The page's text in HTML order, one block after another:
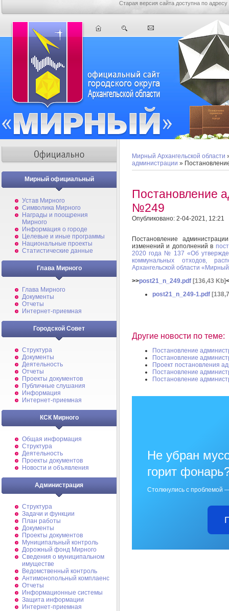
Старая версия сайта доступна по адресу
Мирный официальный
Устав Мирного
Символика Мирного
Награды и поощрения
Мирного
Информация о городе
Целевые и иные программы
Национальные проекты
Статистические данные
Глава Мирного
Глава Мирного
Документы
Отчеты
Интернет-приемная
Городской Совет
Структура
Документы
Деятельность
Отчеты
Проекты документов
Публичные слушания
Информация
Интернет-приемная
КСК Мирного
Общая информация
Структура
Деятельность
Проекты документов
Новости и объявления
Администрация
Структура
Задачи и функции
План работы
Документы
Проекты документов
Муниципальный контроль
Дорожный фонд Мирного
Cведения о муниципальном
имуществе
Ведомственный контроль
Антимонопольный комплаенс
Отчеты
Информационные системы
Защита информации
Интернет-приемная
Мирный Архангельской области
администрации »
Постановление
№249
Опубликовано: 2-04-2021, 12:21
Постановление
изменений и дополнений в
2020 года № 137 «Об
коммунальных отходов,
Архангельской области
>>post21_n_249.pdf [136,43 Kb]
post21_n_249-1.pdf
Другие новости по теме:
Постановление
Постановление
Проект постановления
Постановление
Постановление
Не убран
горит
Столкнулись с проблемой